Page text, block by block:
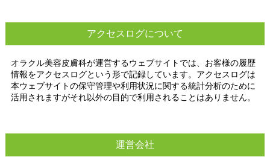
アクセスログについて
オラクル美容皮膚科が運営するウェブサイトでは、お客様の履歴
情報をアクセスログという形で記録しています。 アクセスログは
本ウェブサイトの保守管理や利用状況に関する統計分析のために
活用されますがそれ以外の目的で利用されることはありません。
運営会社